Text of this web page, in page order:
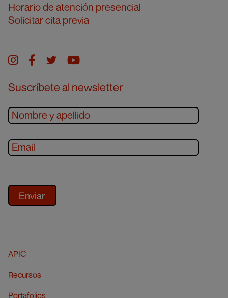
Horario de atención presencial
Solicitar cita previa
Instagram
facebook
twitteryoutube
Suscríbete al newsletter
APIC
Recursos
Portafolios